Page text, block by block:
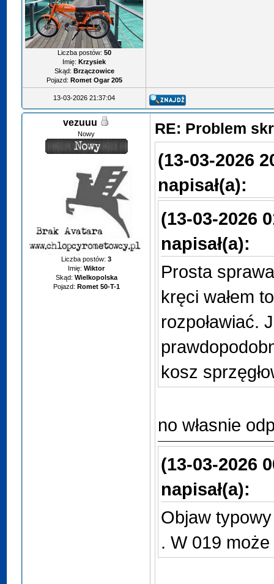
Liczba postów: 50
Imię: Krzysiek
Skąd: Brzączowice
Pojazd: Romet Ogar 205
13-03-2026 21:37:04
vezuuu
Nowy
Liczba postów:3
Imię: Wiktor
Skąd: Wielkopolska
Pojazd: Romet 50-T-1
RE: Problem
(13-03-2026
napisał(a):
(13-03-2026
napisał(a):
Prosta
kręci wałem
rozpoławiać.
kosz
no własnie
(13-03-2026
napisał(a):
Objaw
. W 019